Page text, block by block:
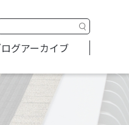
グアーカイブ